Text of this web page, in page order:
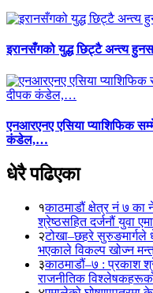
इरानसँगको युद्ध छिट्टै अन्त्य
एनआरएनए एसिया प्याशिफिक
कंडेल,…
धेरै पढिएका
१काठमाडौं क्षेत्र नं ७ का
श्रेष्ठसहित दर्जनौं युवा
२टोखा–छहरे सुरुङमार्गले
भएकाले विकल्प खोज्न
३काठमाडौं–७ : प्रकाश
राजनीतिक